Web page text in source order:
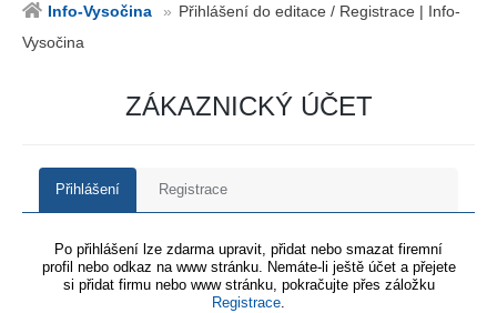
Info-Vysočina
Přihlášení do editace / Registrace | Info-
Vysočina
ZÁKAZNICKÝ ÚČET
Přihlášení Registrace
Po přihlášení lze zdarma upravit, přidat nebo smazat firemní
profil nebo odkaz na www stránku. Nemáte-li ještě účet a přejete
si přidat firmu nebo www stránku, pokračujte přes záložku
Registrace.